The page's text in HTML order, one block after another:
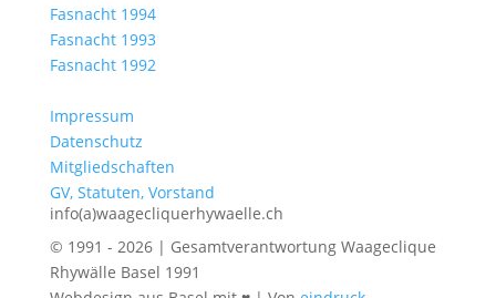
Fasnacht 1994
Fasnacht 1993
Fasnacht 1992
Impressum
Datenschutz
Mitgliedschaften
GV, Statuten, Vorstand
info(a)waagecliquerhywaelle.ch
© 1991 - 2026 | Gesamtverantwortung Waageclique
Rhywälle Basel 1991